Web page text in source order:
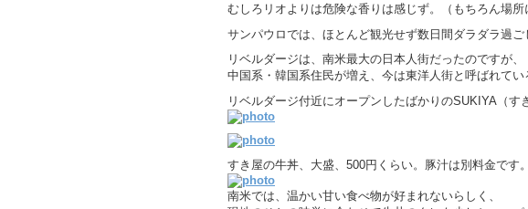
むしろリオよりは危険な香りは感じず。（もちろん場所
サンパウロでは、ほとんど観光せず数日間ダラダラ過ご
リベルダージは、南米最大の日本人街だったのですが、
中国系・韓国系住民が増え、今は東洋人街と呼ばれてい
リベルダージ付近にオープンしたばかりのSUKIYA（す
すき屋の牛丼、大盛、500円くらい。豚汁は別料金です。
南米では、温かい甘い食べ物が好まれないらしく、